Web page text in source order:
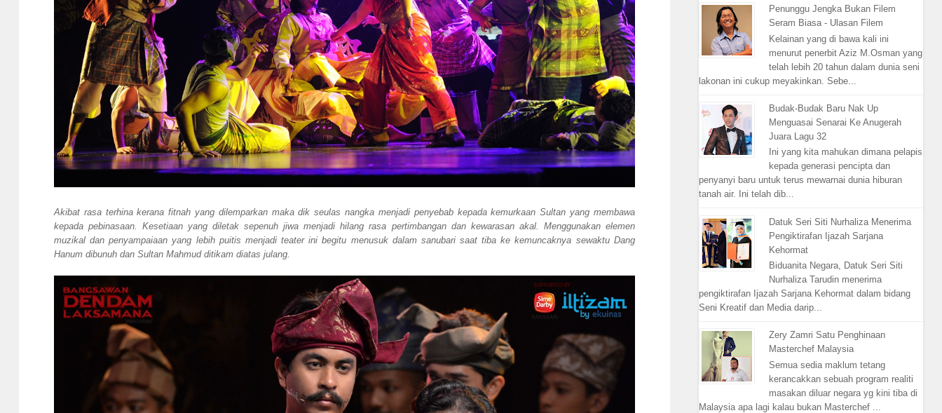
Akibat rasa terhina kerana fitnah yang dilemparkan maka dik seulas nangka menjadi penyebab kepada kemurkaan Sultan yang membawa
kepada pebinasaan. Kesetiaan yang diletak sepenuh jiwa menjadi hilang rasa pertimbangan dan kewarasan akal. Menggunakan elemen
muzikal dan penyampaiaan yang lebih puitis menjadi teater ini begitu menusuk dalam sanubari saat tiba ke kemuncaknya sewaktu Dang
Hanum dibunuh dan Sultan Mahmud ditikam diatas julang.
Penunggu Jengka Bukan Filem
Seram Biasa - Ulasan Filem
Kelainan yang di bawa kali ini
menurut penerbit Aziz M.Osman yang
telah lebih 20 tahun dalam dunia seni
lakonan ini cukup meyakinkan. Sebe...
Budak-Budak Baru Nak Up
Menguasai Senarai Ke Anugerah
Juara Lagu 32
Ini yang kita mahukan dimana pelapis
kepada generasi pencipta dan
penyanyi baru untuk terus mewarnai dunia hiburan
tanah air. Ini telah dib...
Datuk Seri Siti Nurhaliza Menerima
Pengiktirafan Ijazah Sarjana
Kehormat
Biduanita Negara, Datuk Seri Siti
Nurhaliza Tarudin menerima
pengiktirafan Ijazah Sarjana Kehormat dalam bidang
Seni Kreatif dan Media darip...
Zery Zamri Satu Penghinaan
Masterchef Malaysia
Semua sedia maklum tetang
kerancakkan sebuah program realiti
masakan diluar negara yg kini tiba di
Malaysia apa lagi kalau bukan Masterchef ...